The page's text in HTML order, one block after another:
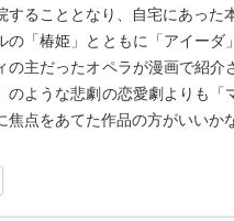
することとなり、自宅にあった
の「椿姫」とともに「アイー
の主だったオペラが漫画で紹
のような悲劇の恋愛劇よりも
焦点をあてた作品の方がいいか